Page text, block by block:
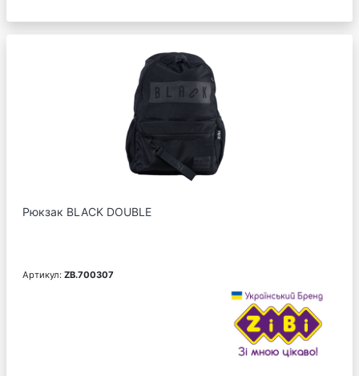
Рюкзак BLACK DOUBLE
Артикул: ZB.700307